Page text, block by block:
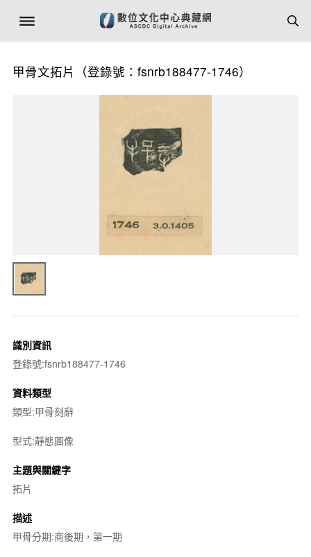
甲骨文拓片（登錄號：fsnrb188477-1746）
識別資訊
登錄號:fsnrb188477-1746
資料類型
類型:甲骨刻辭
型式:靜態圖像
主題與關鍵字
拓片
描述
甲骨分期:商後期，第一期